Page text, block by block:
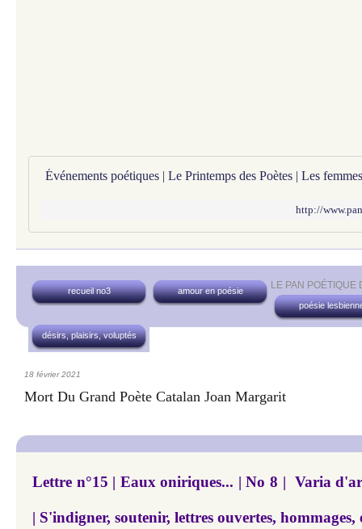
http://
LE PAN
recueil no3
amour en poésie
poésie
désirs, plaisirs, voluptés
18 février 2021
Mort Du Grand Poète Catalan Joan Margarit
Lettre n°15 | Eaux oniriques... | No 8 | Varia
| S'indigner, soutenir, lettres ouvertes, hommages,